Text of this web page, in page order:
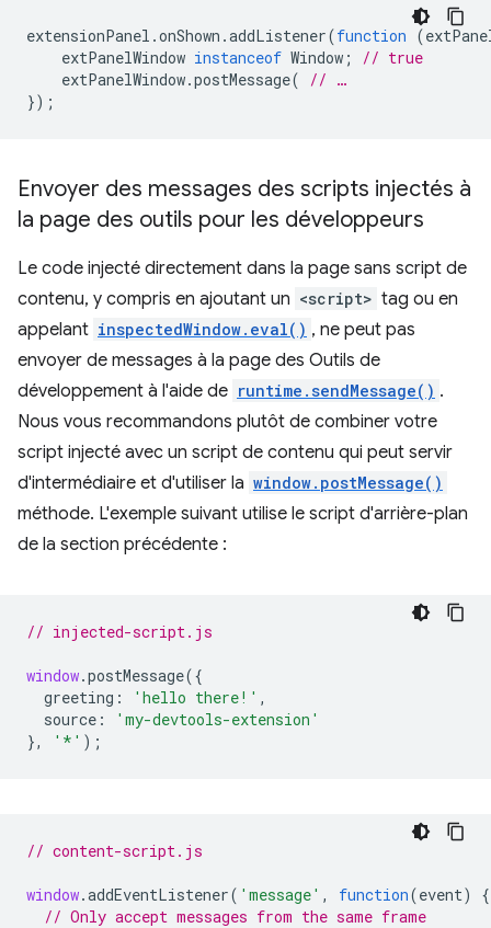
extensionPanel .onShown .addListener(function (
extPanelWindow instanceof Window ;
// true
extPanelWindow.postMessage(
// …
});
Envoyer des messages des scripts injectés à
la page des outils pour les développeurs
Le code injecté directement dans la page sans script de
contenu, y compris en ajoutant un <script> tag ou en
appelant inspectedWindow.eval() , ne peut pas
envoyer de messages à la page des Outils de
développement à l'aide de runtime.sendMessage() .
Nous vous recommandons plutôt de combiner votre
script injecté avec un script de contenu qui peut servir
d'intermédiaire et d'utiliser la window.postMessage()
méthode. L'exemple suivant utilise le script d'arrière-plan
de la section précédente :
// injected-script.js
window.postMessage({
greeting : 'hello there!' ,
source :
'my-devtools-extension'
},
'*' );
// content-script.js
window.addEventListener( 'message' , function(event)
{
// Only accept messages from the same frame